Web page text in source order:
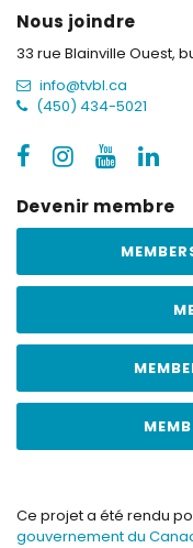
Nous joindre
33 rue Blainville Ouest,
info@tvbl.ca
(450) 434-5021
Devenir membre
Ce projet a été rendu
gouvernement du